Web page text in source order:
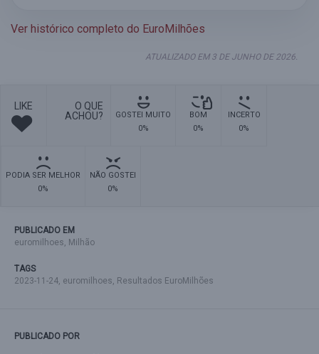
Ver histórico completo do EuroMilhões
ATUALIZADO EM 3 DE JUNHO DE 2026.
LIKE
O QUE
ACHOU?
GOSTEI MUITO
0%
BOM
0%
INCERTO
0%
PODIA SER MELHOR
0%
NÃO GOSTEI
0%
PUBLICADO EM
euromilhoes, Milhão
TAGS
2023-11-24, euromilhoes, Resultados EuroMilhões
PUBLICADO POR